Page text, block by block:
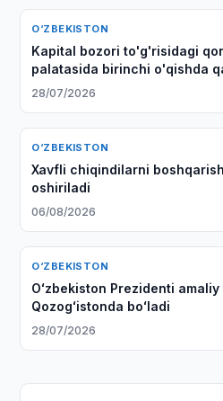
O‘ZBEKISTON
Kapital bozori to'g'risidagi
palatasida birinchi o'qishda
28/07/2026
O‘ZBEKISTON
Xavfli chiqindilarni
oshiriladi
06/08/2026
O‘ZBEKISTON
Oʻzbekiston Prezidenti
Qozogʻistonda boʻladi
28/07/2026